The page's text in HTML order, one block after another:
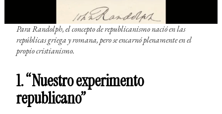
Para Randolph, el concepto de republicanismo nació en las
repúblicas griega y romana, pero se encarnó plenamente en el
propio cristianismo.
1. “Nuestro experimento
republicano”